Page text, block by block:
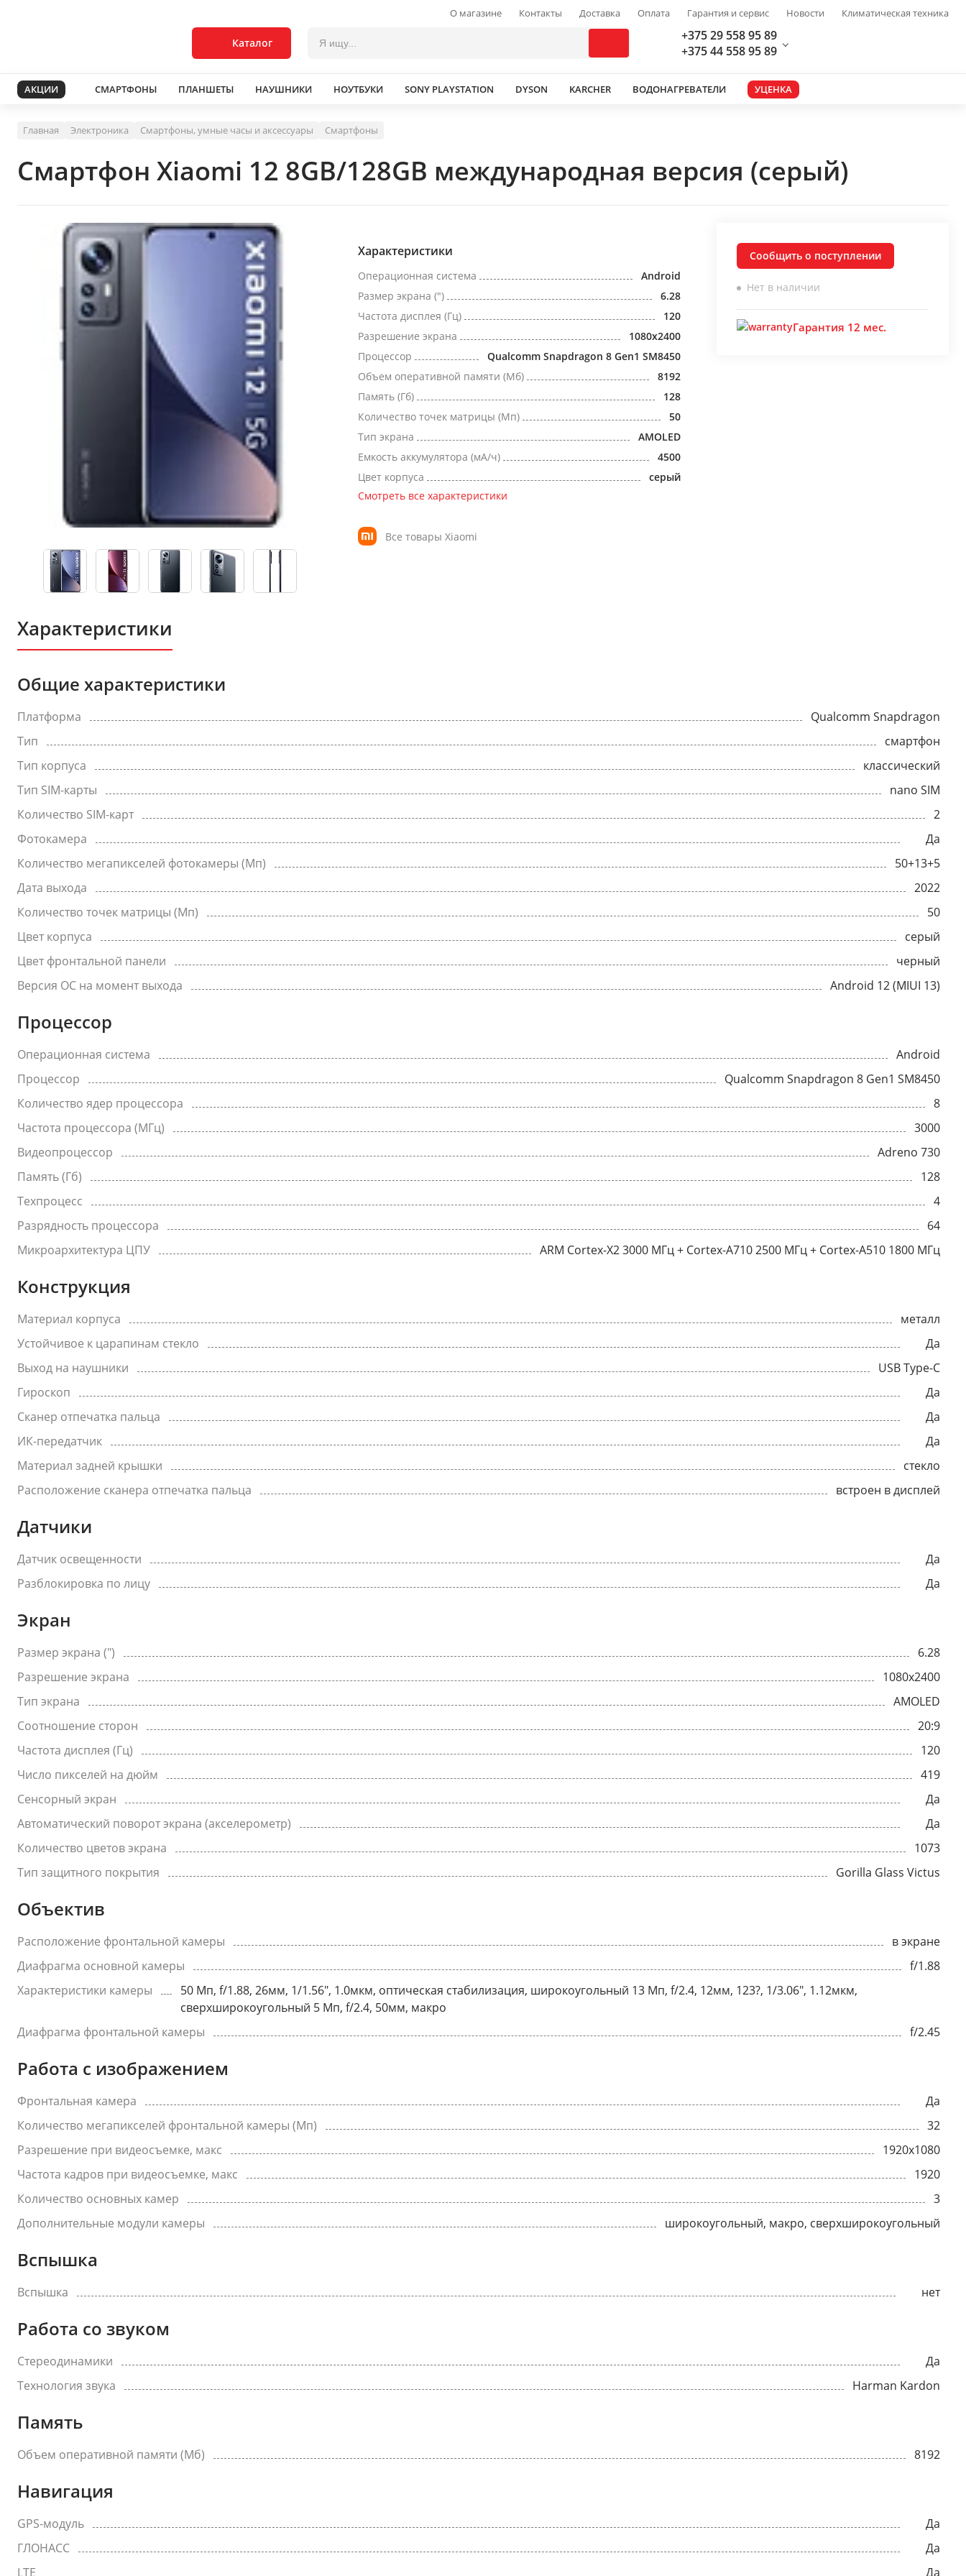
О магазине Контакты Доставка Оплата Гарантия и сервис Новости Климатическая техника
Каталог
+375 29 558 95 89
+375 44 558 95 89
АКЦИИ СМАРТФОНЫ ПЛАНШЕТЫ НАУШНИКИ НОУТБУКИ SONY PLAYSTATION DYSON KARCHER ВОДОНАГРЕВАТЕЛИ УЦЕНКА
Главная Электроника Смартфоны, умные часы и аксессуары Смартфоны
Смартфон Xiaomi 12 8GB/128GB международная версия (серый)
Характеристики
Операционная система
Android
Размер экрана (")
6.28
Частота дисплея (Гц)
120
Разрешение экрана
1080x2400
Процессор
Qualcomm Snapdragon 8 Gen1 SM8450
Объем оперативной памяти (Мб)
8192
Память (Гб)
128
Количество точек матрицы (Мп)
50
Тип экрана
AMOLED
Емкость аккумулятора (мА/ч)
4500
Цвет корпуса
серый
Смотреть все характеристики
Все товары Xiaomi
Сообщить о поступлении
Нет в наличии
Гарантия 12 мес.
Характеристики
Общие характеристики
Платформа
Qualcomm Snapdragon
Тип
смартфон
Тип корпуса
классический
Тип SIM-карты
nano SIM
Количество SIM-карт
2
Фотокамера
Да
Количество мегапикселей фотокамеры (Мп)
50+13+5
Дата выхода
2022
Количество точек матрицы (Мп)
50
Цвет корпуса
серый
Цвет фронтальной панели
черный
Версия ОС на момент выхода
Android 12 (MIUI 13)
Процессор
Операционная система
Android
Процессор
Qualcomm Snapdragon 8 Gen1 SM8450
Количество ядер процессора
8
Частота процессора (МГц)
3000
Видеопроцессор
Adreno 730
Память (Гб)
128
Техпроцесс
4
Разрядность процессора
64
Микроархитектура ЦПУ
ARM Cortex-X2 3000 МГц + Cortex-A710 2500 МГц + Cortex-A510 1800 МГц
Конструкция
Материал корпуса
металл
Устойчивое к царапинам стекло
Да
Выход на наушники
USB Type-C
Гироскоп
Да
Сканер отпечатка пальца
Да
ИК-передатчик
Да
Материал задней крышки
стекло
Расположение сканера отпечатка пальца
встроен в дисплей
Датчики
Датчик освещенности
Да
Разблокировка по лицу
Да
Экран
Размер экрана (")
6.28
Разрешение экрана
1080x2400
Тип экрана
AMOLED
Соотношение сторон
20:9
Частота дисплея (Гц)
120
Число пикселей на дюйм
419
Сенсорный экран
Да
Автоматический поворот экрана (акселерометр)
Да
Количество цветов экрана
1073
Тип защитного покрытия
Gorilla Glass Victus
Объектив
Расположение фронтальной камеры
в экране
Диафрагма основной камеры
f/1.88
Характеристики камеры
50 Мп, f/1.88, 26мм, 1/1.56", 1.0мкм, оптическая стабилизация, широкоугольный 13 Мп, f/2.4, 12мм, 123?, 1/3.06", 1.12мкм,
сверхширокоугольный 5 Мп, f/2.4, 50мм, макро
Диафрагма фронтальной камеры
f/2.45
Работа с изображением
Фронтальная камера
Да
Количество мегапикселей фронтальной камеры (Мп)
32
Разрешение при видеосъемке, макс
1920x1080
Частота кадров при видеосъемке, макс
1920
Количество основных камер
3
Дополнительные модули камеры
широкоугольный, макро, сверхширокоугольный
Вспышка
Вспышка нет
Работа со звуком
Стереодинамики
Да
Технология звука
Harman Kardon
Память
Объем оперативной памяти (Мб) 8192
Навигация
GPS-модуль
Да
ГЛОНАСС
Да
LTE
Да